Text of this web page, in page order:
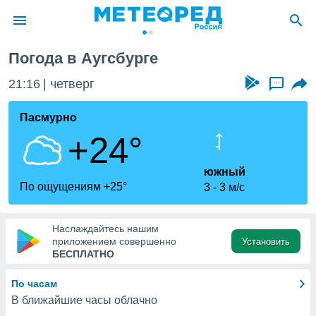
о
Вы можете
к этому
доступ
Погода в Аугсбурге
21:16 четверг ...
Пасмурно
+24°
По ощущениям +25°
южный
3
3 м/с
Наслаждайтесь нашим
приложением совершенно
БЕСПЛАТНО
Установить
По часам
В ближайшие часы облачно